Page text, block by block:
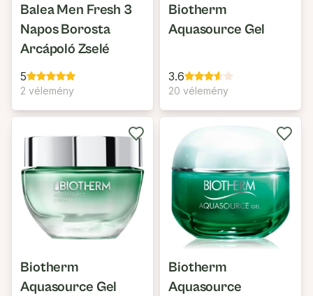
Balea Men Fresh 3
Napos Borosta
Arcápoló Zselé
5
2 vélemény
Biotherm
Aquasource Gel
3.6
20 vélemény
Biotherm
Aquasource Gel
Biotherm
Aquasource